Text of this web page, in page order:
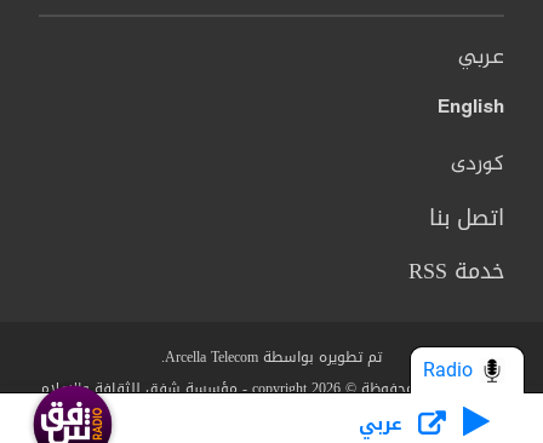
عربي
English
کوردی
اتصل بنا
خدمة RSS
تم تطويره بواسطة Arcella Telecom.
جميع الحقوق محفوظة © copyright 2026 - مؤسسة شفق للثقافة والاعلام
من نحن؟
سياسة الخصوصية عربي
Radio